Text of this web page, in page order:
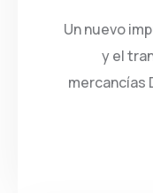
Un nuevo
y el
mercancías